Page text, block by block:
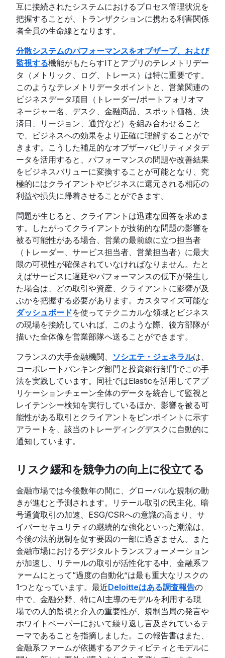
互に接続されたシステムにおけるプロセス管理状況を
把握することが、トランザクションに携わる利害関係
者全員の生命線となります。
分散システムのパフォーマンスをオブザーブ、および
監視する機能がもたらすITとアプリのテレメトリデー
タ（メトリック、ログ、トレース）は特に重要です。
このようなテレメトリデータポイントと、営業関連の
ビジネスデータ項目（トレーダー/ポートフォリオマ
ネージャー名、デスク、金融商品、スポット価格、決
済日、リージョン、通貨など）を組み合わせること
で、ビジネスへの効果をより正確に理解することがで
きます。こうした補足的なオブザーバビリティメタデ
ータを活用すると、パフォーマンスの問題や改善結果
をビジネスバリューに変換することが可能となり、究
極的にはクライアントやビジネスに還元される相応の
利益や損失に帰着させることができます。
問題が生じると、クライアントは迅速な回答を求めま
す。したがってクライアントが技術的な問題の影響を
被る可能性がある場合、営業の最前線に立つ担当者
（トレーダー、サービス担当者、営業担当者）に最大
限の可視性が確保されていなければなりません。たと
えばサービスに遅延やパフォーマンスの低下が発生し
た場合は、どの取引や資産、クライアントに影響が及
ぶかを把握する必要があります。カスタマイズ可能な
ダッシュボードを使ってテクニカルな領域とビジネス
の現場を接続していれば、このような際、後方部隊が
描いた全体像を営業部隊へ送ることができます。
フランスの大手金融機関、 ソシエテ・ジェネラルは、
コーポレートバンキング部門と投資銀行部門でこの手
法を実践しています。同社ではElasticを活用してアプ
リケーションチェーン全体のデータを統合して監視と
レイテンシー検知を実行しているほか、影響を被る可
能性がある取引とクライアントをピンポイントに示す
アラートを、該当のトレーディングデスクに自動的に
通知しています。
リスク緩和を競争力の向上に役立てる
金融市場では今後数年の間に、グローバルな規制の動
きが進むと予測されます。リテール取引の民主化、暗
号通貨取引の加速、ESG/CSRへの意識の高まり、サ
イバーセキュリティの継続的な強化といった潮流は、
今後の法的規制を促す要因の一部に過ぎません。また
金融市場におけるデジタルトランスフォーメーション
が加速し、リテールの取引が活性化する中、金融系フ
ァームにとって“過度の自動化”は最も重大なリスクの
1つとなっています。最近Deloitteはある調査報告の
中で、金融分野、特にAI主導のモデルを利用する現
場での人的監視と介入の重要性が、規制当局の発言や
ホワイトペーパーにおいて繰り返し言及されているテ
ーマであることを指摘しました。この報告書はまた、
金融系ファームが依拠するアクティビティとモデルに